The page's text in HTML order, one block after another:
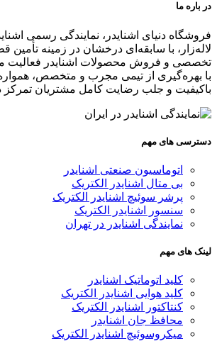
در باره ما
فروشگاه دنیای اشنایدر، نمایندگی رسمی
لاله‌زار، با سابقه‌ای درخشان در زمینه تأمین
تخصصی و فروش محصولات اشنایدر فعالیت
با بهره‌گیری از تیمی مجرب و متخصص،
باکیفیت و جلب رضایت کامل مشتریان تمرکز
دسترسی های مهم
اتوماسیون صنعتی اشنایدر
بی متال اشنایدر الکتریک
پرشر سوئیچ اشنایدر الکتریک
سنسور اشنایدر الکتریک
نمایندگی اشنایدر در تهران
لینک های مهم
کلید اتوماتیک اشنایدر
کلید هوایی اشنایدر الکتریک
کنتاکتور اشنایدر الکتریک
محافظ جان اشنایدر
میکروسوئیچ اشنایدر الکتریک